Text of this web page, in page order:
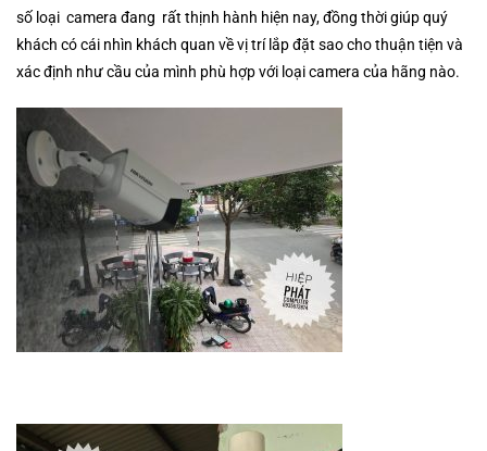
số loại camera đang rất thịnh hành hiện nay, đồng thời giúp quý
khách có cái nhìn khách quan về vị trí lắp đặt sao cho thuận tiện và
xác định như cầu của mình phù hợp với loại camera của hãng nào.